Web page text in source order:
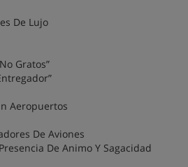
De Lujo
Gratos”
Aeropuertos
De Aviones
De Animo Y Sagacidad